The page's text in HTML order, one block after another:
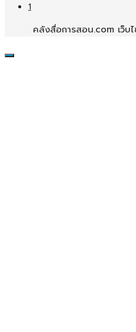
1
คลังสื่อการสอน.com เว็บ